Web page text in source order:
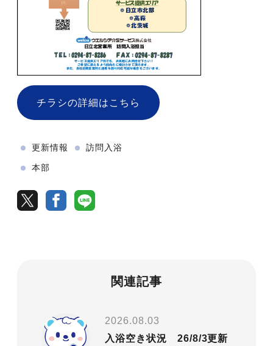
更新情報 訪問入浴
本部
関連記事
2026.08.03
入浴空き状況 26/8/3更新
チラシの詳細はこちら